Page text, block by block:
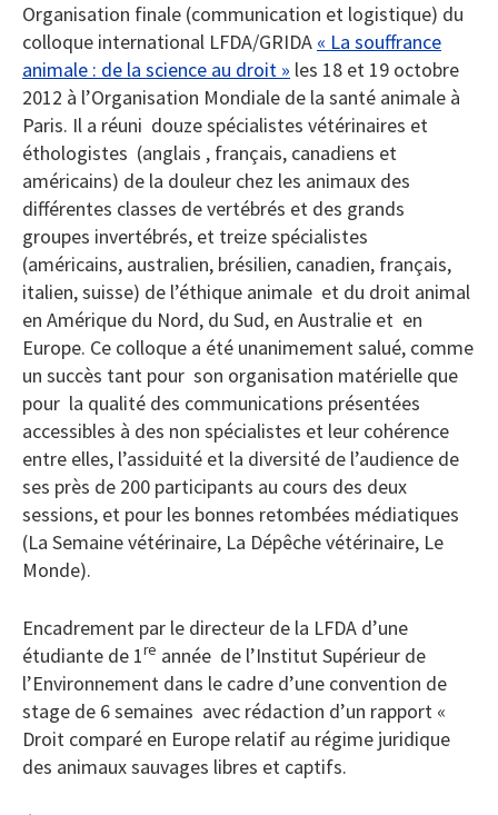
Organisation finale (communication et logistique) du
colloque international LFDA/GRIDA « La souffrance
animale : de la science au droit » les 18 et 19 octobre
2012 à l’Organisation Mondiale de la santé animale à
Paris. Il a réuni douze spécialistes vétérinaires et
éthologistes (anglais , français, canadiens et
américains) de la douleur chez les animaux des
différentes classes de vertébrés et des grands
groupes invertébrés, et treize spécialistes
(américains, australien, brésilien, canadien, français,
italien, suisse) de l’éthique animale et du droit animal
en Amérique du Nord, du Sud, en Australie et en
Europe. Ce colloque a été unanimement salué, comme
un succès tant pour son organisation matérielle que
pour la qualité des communications présentées
accessibles à des non spécialistes et leur cohérence
entre elles, l’assiduité et la diversité de l’audience de
ses près de 200 participants au cours des deux
sessions, et pour les bonnes retombées médiatiques
(La Semaine vétérinaire, La Dépêche vétérinaire, Le
Monde).
Encadrement par le directeur de la LFDA d’une
étudiante de 1re année de l’Institut Supérieur de
l’Environnement dans le cadre d’une convention de
stage de 6 semaines avec rédaction d’un rapport «
Droit comparé en Europe relatif au régime juridique
des animaux sauvages libres et captifs.